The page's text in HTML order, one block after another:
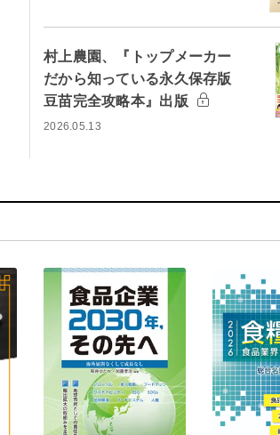
村上農園、『トップメーカー
だから知っている永久保存版
豆苗完全攻略本』出版
2026.05.13